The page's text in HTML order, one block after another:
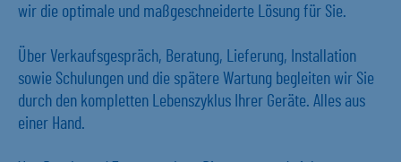
wir die optimale und maßgeschneiderte Lösung für Sie.
Über Verkaufsgespräch, Beratung, Lieferung, Installation
sowie Schulungen und die spätere Wartung begleiten wir Sie
durch den kompletten Lebenszyklus Ihrer Geräte. Alles aus
einer Hand.